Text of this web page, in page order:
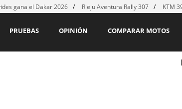
gana el Dakar 2026 Rieju Aventura Rally 307 KTM
COMPARAR MOTOS
OPINIÓN
PRUEBAS